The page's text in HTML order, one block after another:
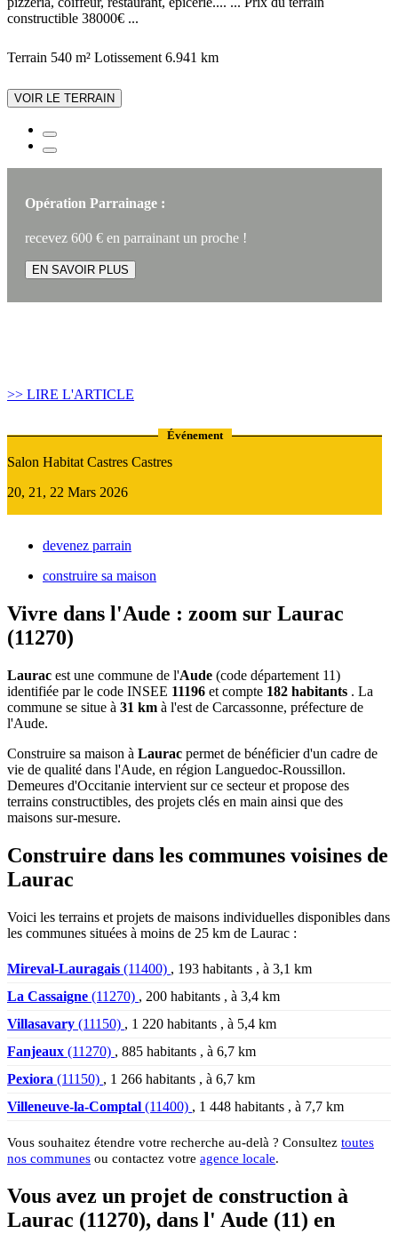
constructible 38000€ ...
Terrain 540 m² Lotissement 6.941 km
VOIR LE TERRAIN
Opération Parrainage :
recevez 600 € en parrainant un proche !
EN SAVOIR PLUS
>> LIRE L'ARTICLE
Événement
Salon Habitat Castres Castres
20, 21, 22 Mars 2026
devenez parrain
construire sa maison
Vivre dans l'Aude : zoom sur Laurac
(11270)
Laurac est une commune de l'Aude (code département 11)
identifiée par le code INSEE 11196 et compte 182 habitants . La
commune se situe à 31 km à l'est de Carcassonne, préfecture de
l'Aude.
Construire sa maison à Laurac permet de bénéficier d'un cadre de
vie de qualité dans l'Aude, en région Languedoc-Roussillon.
Demeures d'Occitanie intervient sur ce secteur et propose des
terrains constructibles, des projets clés en main ainsi que des
maisons sur-mesure.
Construire dans les communes voisines de
Laurac
Voici les terrains et projets de maisons individuelles disponibles dans
les communes situées à moins de 25 km de Laurac :
Mireval-Lauragais (11400) , 193 habitants , à 3,1 km
La Cassaigne (11270) , 200 habitants , à 3,4 km
Villasavary (11150) , 1 220 habitants , à 5,4 km
Fanjeaux (11270) , 885 habitants , à 6,7 km
Pexiora (11150) , 1 266 habitants , à 6,7 km
Villeneuve-la-Comptal (11400) , 1 448 habitants , à 7,7 km
Vous souhaitez étendre votre recherche au-delà ? Consultez toutes
nos communes ou contactez votre agence locale.
Vous avez un projet de construction à
Laurac (11270), dans l' Aude (11) en